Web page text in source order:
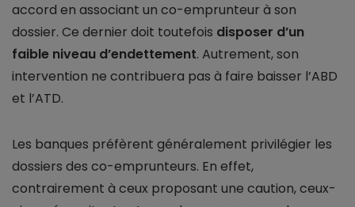
accord en associant un co-emprunteur à son
dossier. Ce dernier doit toutefois disposer d’un
faible niveau d’endettement. Autrement, son
intervention ne contribuera pas à faire baisser l’ABD
et l’ATD.
Les banques préfèrent généralement privilégier les
dossiers des co-emprunteurs. En effet,
contrairement à ceux proposant une caution, ceux-